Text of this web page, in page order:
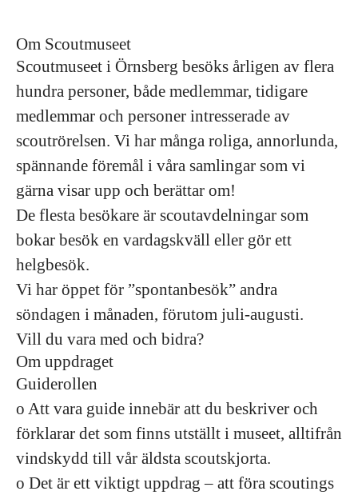
Om Scoutmuseet
Scoutmuseet i Örnsberg besöks årligen av flera
hundra personer, både medlemmar, tidigare
medlemmar och personer intresserade av
scoutrörelsen. Vi har många roliga, annorlunda,
spännande föremål i våra samlingar som vi
gärna visar upp och berättar om!
De flesta besökare är scoutavdelningar som
bokar besök en vardagskväll eller gör ett
helgbesök.
Vi har öppet för ”spontanbesök” andra
söndagen i månaden, förutom juli-augusti.
Vill du vara med och bidra?
Om uppdraget
Guiderollen
o Att vara guide innebär att du beskriver och
förklarar det som finns utställt i museet, alltifrån
vindskydd till vår äldsta scoutskjorta.
o Det är ett viktigt uppdrag – att föra scoutings